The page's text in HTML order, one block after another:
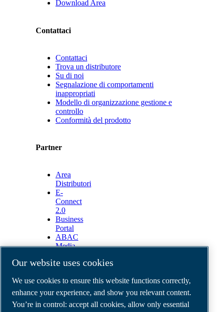
Download Area
Contattaci
Contattaci
Trova un distributore
Su di noi
Segnalazione di comportamenti
inappropriati
Modello di organizzazione gestione e
controllo
Conformità del prodotto
Partner
Area
Distributori
E-
Connect
2.0
Business
Portal
ABAC
Media
Legal & Privacy Notices
Order return form
Order claim form
Our website uses cookies
We use cookies to ensure this website functions correctly,
enhance your experience, and show you relevant content.
You’re in control: accept all cookies, allow only essential